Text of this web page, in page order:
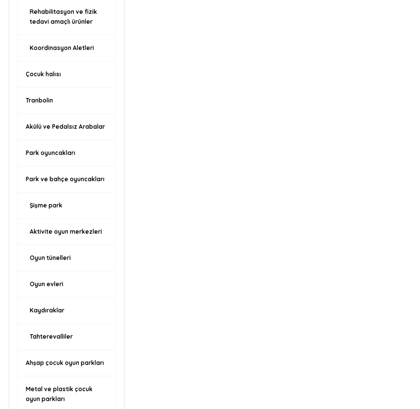
Rehabilitasyon ve fizik
tedavi amaçlı ürünler
Koordinasyon Aletleri
Çocuk halısı
Tranbolin
Akülü ve Pedalsız Arabalar
Park oyuncakları
Park ve bahçe oyuncakları
Şişme park
Aktivite oyun merkezleri
Oyun tünelleri
Oyun evleri
Kaydıraklar
Tahterevalliler
Ahşap çocuk oyun parkları
Metal ve plastik çocuk
oyun parkları